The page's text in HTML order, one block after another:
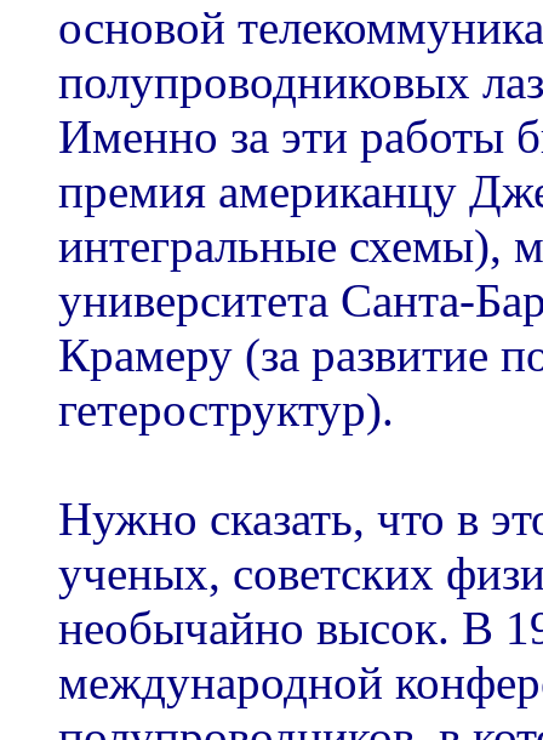
основой
полупроводниковых
Именно за эти работы
премия американцу
интегральные схемы),
университета Санта-
Крамеру (за развитие
гетероструктур).
Нужно сказать, что в
ученых, советских
необычайно высок. В
международной